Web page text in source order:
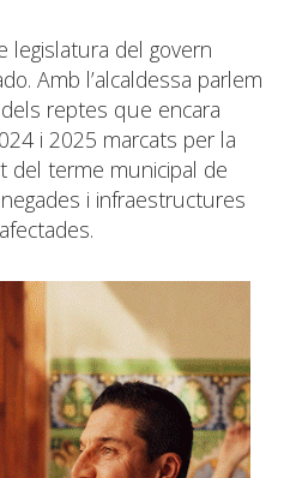
legislatura del govern
Amb l’alcaldessa parlem
reptes que encara
i 2025 marcats per la
del terme municipal de
i infraestructures